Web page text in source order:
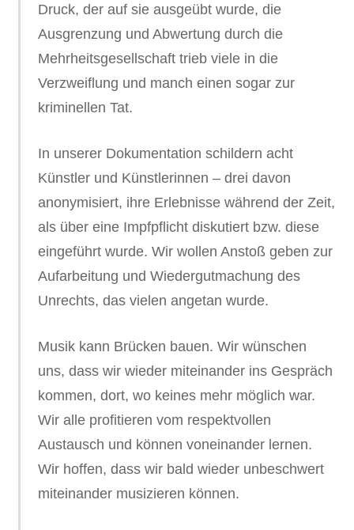
Druck, der auf sie ausgeübt wurde, die
Ausgrenzung und Abwertung durch die
Mehrheitsgesellschaft trieb viele in die
Verzweiflung und manch einen sogar zur
kriminellen Tat.
In unserer Dokumentation schildern acht
Künstler und Künstlerinnen – drei davon
anonymisiert, ihre Erlebnisse während der Zeit,
als über eine Impfpflicht diskutiert bzw. diese
eingeführt wurde. Wir wollen Anstoß geben zur
Aufarbeitung und Wiedergutmachung des
Unrechts, das vielen angetan wurde.
Musik kann Brücken bauen. Wir wünschen
uns, dass wir wieder miteinander ins Gespräch
kommen, dort, wo keines mehr möglich war.
Wir alle profitieren vom respektvollen
Austausch und können voneinander lernen.
Wir hoffen, dass wir bald wieder unbeschwert
miteinander musizieren können.